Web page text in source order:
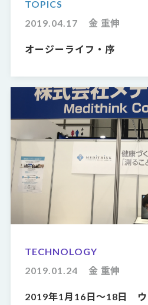
TOPICS
2019.04.17
金 重伸
オージーライフ・序
TECHNOLOGY
2019.01.24
金 重伸
2019年1月16日〜18日 ウ